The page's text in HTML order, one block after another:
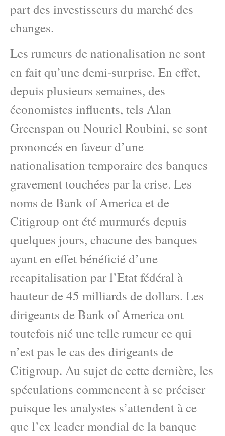
part des investisseurs du marché des
changes.
Les rumeurs de nationalisation ne sont
en fait qu’une demi-surprise. En effet,
depuis plusieurs semaines, des
économistes influents, tels Alan
Greenspan ou Nouriel Roubini, se sont
prononcés en faveur d’une
nationalisation temporaire des banques
gravement touchées par la crise. Les
noms de Bank of America et de
Citigroup ont été murmurés depuis
quelques jours, chacune des banques
ayant en effet bénéficié d’une
recapitalisation par l’Etat fédéral à
hauteur de 45 milliards de dollars. Les
dirigeants de Bank of America ont
toutefois nié une telle rumeur ce qui
n’est pas le cas des dirigeants de
Citigroup. Au sujet de cette dernière, les
spéculations commencent à se préciser
puisque les analystes s’attendent à ce
que l’ex leader mondial de la banque